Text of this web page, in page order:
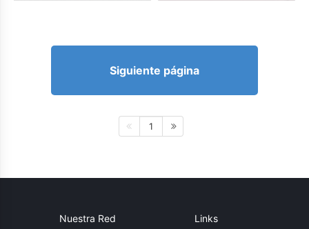
Siguiente página
1
Nuestra Red Links